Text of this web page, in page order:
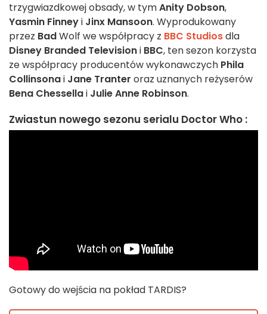
trzygwiazdkowej obsady, w tymAnity Dobson,
Yasmin Finneyi Jinx Mansoon. Wyprodukowany
przez BadWolf we współpracy z BBC Studiosdla
Disney Branded Televisioni BBC, ten sezon korzysta
ze współpracy producentów wykonawczych Phila
Collinsonai Jane Tranter oraz uznanych reżyserów
Bena Chessellai Julie Anne Robinson.
Zwiastun nowego sezonu serialu Doctor Who :
Gotowy do wejścia na pokład TARDIS?